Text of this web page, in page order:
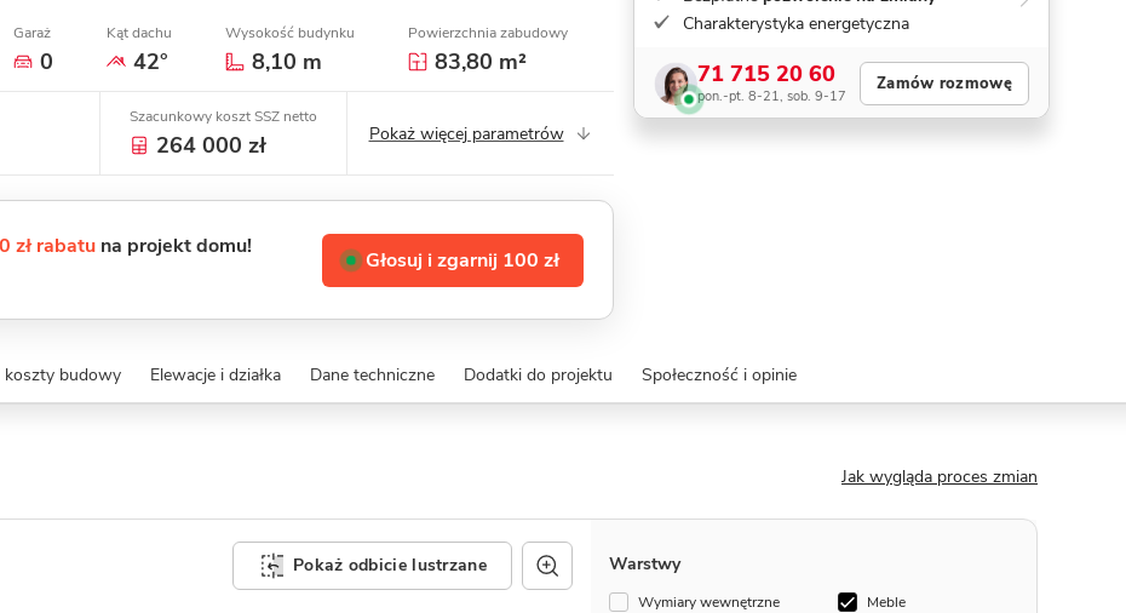
Garaż
0
Kąt dachu
42°
Wysokość budynku
8,10 m
Powierzchnia zabudowy
83,80 m²
Szacunkowy koszt SSZ netto
264 000 zł Pokaż więcej parametrów
zł rabatu na projekt domu!
Głosuj i zgarnij 100 zł
Charakterystyka energetyczna
71 715 20 60
pon.-pt. 8-21, sob. 9-17
Zamów rozmowę
koszty budowy Elewacje i działka Dane techniczne Dodatki do projektu Społeczność i opinie
Jak wygląda proces zmian
Warstwy
Wymiary wewnętrzne
Meble
Pokaż odbicie lustrzane